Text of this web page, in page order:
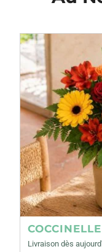
COCCINELLE
Livraison dès